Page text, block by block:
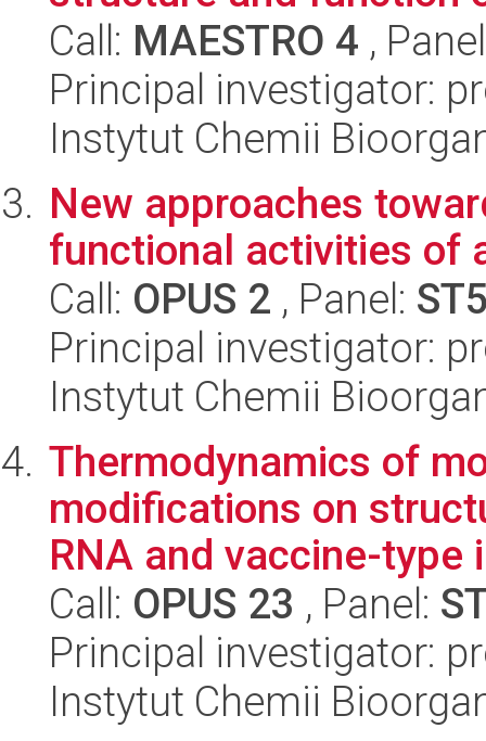
Call: MAESTRO 4 ,
Principal investigator:
Instytut Chemii
New approaches
functional activities of
Call: OPUS 2 , Panel:
Principal investigator:
Instytut Chemii
Thermodynamics of
modifications on
RNA and vaccine-type
Call: OPUS 23 , Panel:
Principal investigator:
Instytut Chemii